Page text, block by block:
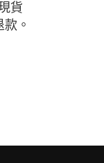
貨
。